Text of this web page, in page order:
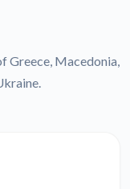
Greece, Macedonia,